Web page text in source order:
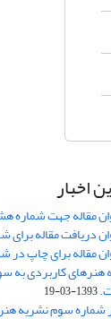
اخبار
مقاله جهت شماره
دریافت مقاله
مقاله برای چاپ در
هنرهای کاربردی به
1393-03-19
شماره سوم نشریه